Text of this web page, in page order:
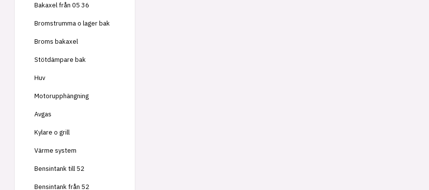
Bakaxel från 05 36
Bromstrumma o lager bak
Broms bakaxel
Stötdämpare bak
Huv
Motorupphängning
Avgas
Kylare o grill
Värme system
Bensintank till 52
Bensintank från 52